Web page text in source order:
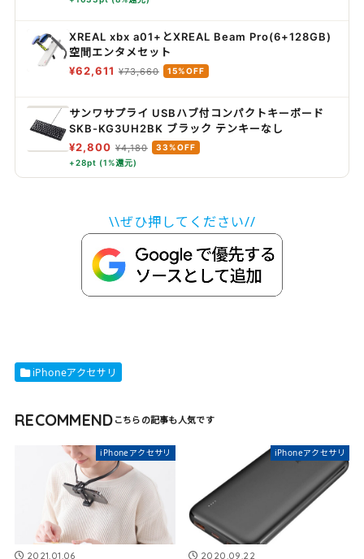
XREAL xbx a01+とXREAL Beam Pro(6+128GB)
空間エンタメセット
¥62,611 ¥73,660 15%OFF
サンワサプライ USBハブ付コンパクトキーボード
SKB-KG3UH2BK ブラック テンキーなし
¥2,800 ¥4,180
33%OFF
+28pt (1%還元)
\\ぜひ押してください//
iPhoneアクセサリ
RECOMMEND
iPhoneアクセサリ
2021.01.06
iPhoneアクセサリ
2020.09.22